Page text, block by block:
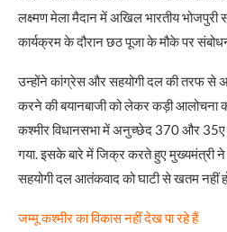
लक्ष्मण मेला मैदान में अखिल भारतीय
कार्यक्रम के दौरान छठ पूजा के मौके पर
उन्होंने कांग्रेस और सहयोगी दल की तरफ
करने की बयानबाजी को लेकर कड़ी आलोचना
कश्मीर विधानसभा में अनुच्छेद 370 और 35ए
गया. इसके बारे में जिक्र करते हुए
सहयोगी दल आतंकवाद को घाटी से खतम नहीं
जम्मू कश्मीर का विकास नहीं देख पा रहे हैं